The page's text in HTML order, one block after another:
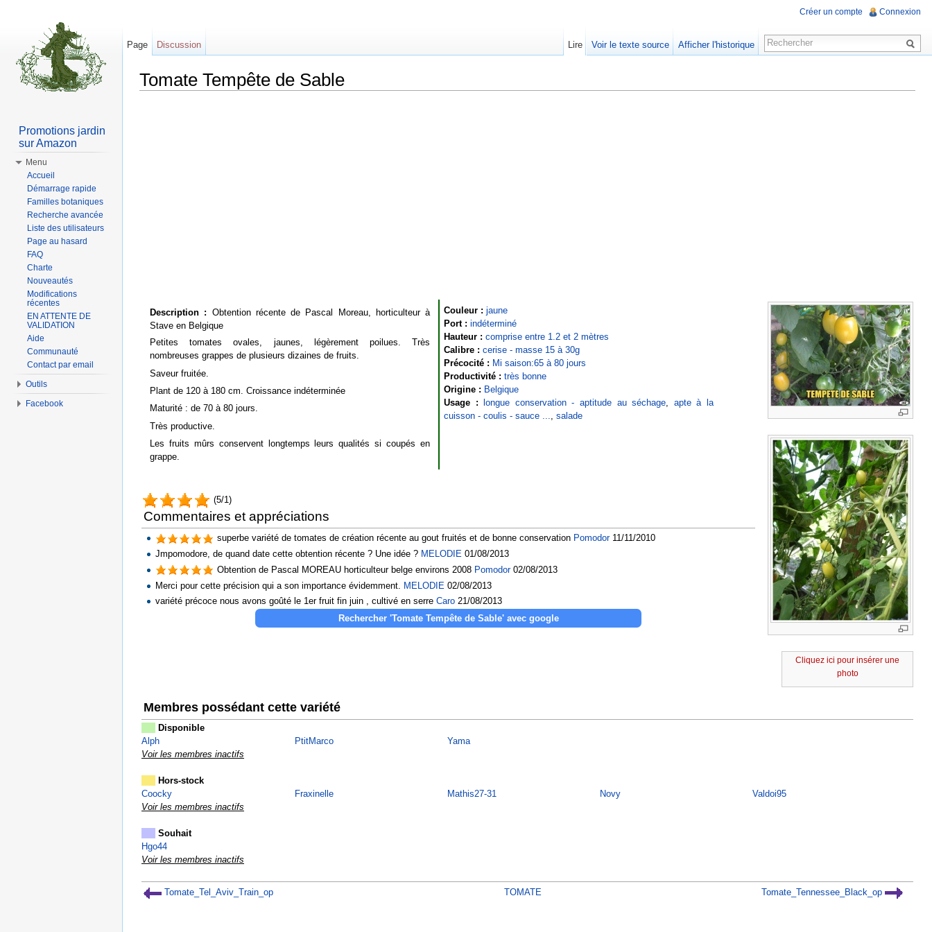
Tomate Tempête de Sable
Cliquez ici pour insérer une
photo
Description : Obtention récente de Pascal Moreau, horticulteur à
Stave en Belgique
Petites tomates ovales, jaunes, légèrement poilues. Très
nombreuses grappes de plusieurs dizaines de fruits.
Saveur fruitée.
Plant de 120 à 180 cm. Croissance indéterminée
Maturité : de 70 à 80 jours.
Très productive.
Les fruits mûrs conservent longtemps leurs qualités si coupés en
grappe.
Couleur : jaune
Port : indéterminé
Hauteur : comprise entre 1.2 et 2 mètres
Calibre : cerise - masse 15 à 30g
Précocité : Mi saison:65 à 80 jours
Productivité : très bonne
Origine : Belgique
Usage :
longue conservation - aptitude au séchage, apte à la
cuisson - coulis - sauce ..., salade
(5/1)
Commentaires et appréciations
superbe variété de tomates de création récente au gout fruités et de bonne conservation Pomodor11/11/2010
Jmpomodore, de quand date cette obtention récente ? Une idée ? MELODIE 01/08/2013
Obtention de Pascal MOREAU horticulteur belge environs 2008 Pomodor02/08/2013
Merci pour cette précision qui a son importance évidemment. MELODIE 02/08/2013
variété précoce nous avons goûté le 1er fruit fin juin , cultivé en serreCaro 21/08/2013
Membres possédant cette variété
Disponible
Alph
PtitMarco
Yama
Voir les membres inactifs
Hors-stock
Coocky
Fraxinelle Mathis27-31 Novy
Valdoi95
Voir les membres inactifs
Souhait
Hgo44
Voir les membres inactifs
Tomate_Tel_Aviv_Train_op TOMATE Tomate_Tennessee_Black_op
Créer un compte Connexion
Page Discussion Lire Voir le texte source Afficher l'historique
Promotions jardin
sur Amazon
Menu
Accueil
Démarrage rapide
Familles botaniques
Recherche avancée
Liste des utilisateurs
Page au hasard
FAQ
Charte
Nouveautés
Modifications
récentes
EN ATTENTE DE
VALIDATION
Aide
Communauté
Contact par email
Outils
Facebook